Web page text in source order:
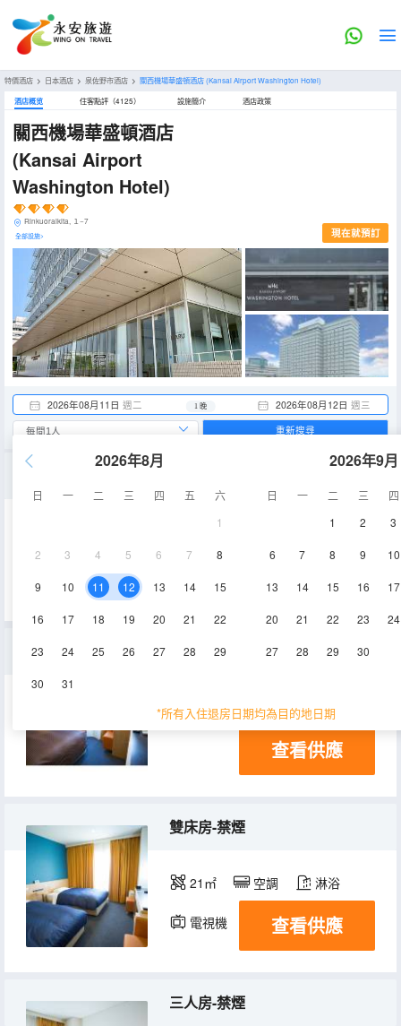
特價酒店 > 日本酒店 > 泉佐野市酒店 > 關西機場華盛頓酒店(Kansai Airport Washington Hotel)
酒店概览 住客點評（4125） 設施簡介 酒店政策
關西機場華盛頓酒店
(Kansai Airport
Washington Hotel)
Rinkuoraikita, １−7
全部設施> 現在就預訂
2026年08月11日 週二 2026年08月12日 週三
1 晚
2026年8月
日 一 二 三 四 五
六
1
2 3 4 5 6 7 8
9 10 11 12 13 14 15
16 17 18 19 20 21 22
23 24 25 26 27 28 29
30 31
2026年9月
日 一 二 三
四
1
2 3
6 7 8 9 10
13 14 15 16 17
20 21 22 23 24
27 28 29 30
*所有入住退房日期均為目的地日期
重新搜尋
休閒雙人房-禁煙
16.7㎡
查看供應
雙床房-禁煙
21㎡ 空調 淋浴
電視機 冰箱
查看供應
三人房-禁煙